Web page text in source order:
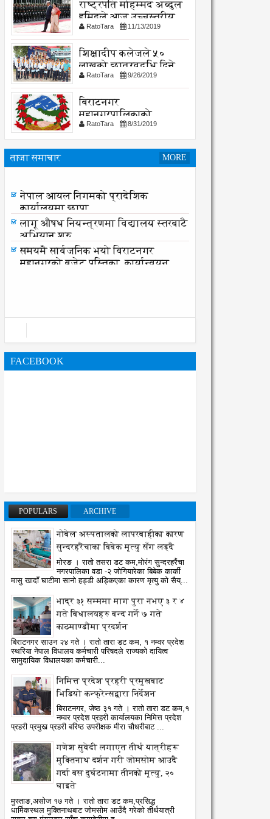
राष्ट्रपति मोहम्मद अब्दुल
हमिदले आज उच्चस्तरीय
भेटवार्ता गर्नु हुदै,
RatoTara 11/13/2019
शिक्षादीप कलेजले ५०
लाखको छात्रवृद्धि दिने
घोषणा
RatoTara 9/26/2019
बिराटनगर
महानगरपालिकाको
सार्वजनिक -सुचना
RatoTara 8/31/2019
ताजा समाचार MORE
कार्यालयमा छापा
नेपाल आयल निगमको प्रादेशिक
कार्यालयमा छापा
लागू औषध नियन्त्रणमा विद्यालय स्तरबाटै
अभियान शुरु
समयमै सार्वजनिक भयो विराटनगर
FACEBOOK
POPULARS ARCHIVE
नोबेल अस्पतालको लापरबाहीका कारण
सुन्दरहरैंचाका बिबेक मृत्यु सँग लड्दै
मोरङ । रातो तसरा डट कम,मोरंग सुन्दरहरैंचा
नगरपालिका वडा -२ जोगियारेका बिबेक कार्की
मासु खादाँ घाटीमा सानो हड्डी अड्किएका कारण मृत्यु को सैय्...
भाद्र ३१ सम्ममा माग पुरा नभए ३ र ४
गते बिधालयहरु बन्द गर्ने ७ गते
काठमाण्डौंमा प्रदर्शन
बिराटनगर साउन २४ गते । रातो तारा डट कम, १ नम्वर प्रदेश
स्थरिया नेपाल विधालय कर्मचारी परिषदले राज्यको दायित्व
सामुदायिक विधालयका कर्मचारी...
निमित्त प्रदेश प्रहरी प्रमुखबाट
भिडियो कन्फ्रेन्सद्वारा निर्देशन
बिराटनगर, जेष्ठ ३१ गते । रातो तारा डट कम,१
नम्वर प्रदेश प्रहरी कार्यालयका निमित्त प्रदेश
प्रहरी प्रमुख प्रहरी बरिष्ठ उपरीक्षक मीरा चौधरीबाट ...
गणेश सुवेदी लगाएत तीर्थ यात्रीहरू
मुक्तिनाथ दर्शन गरी जोमसोम आउदै
गर्दा बस दुर्घटनामा तीनको मृत्यु, २०
घाइते
मुस्ताङ,असोज १७ गते । रातो तारा डट कम,प्रसिद्ध
धार्मिकस्थल मुक्तिनाथबाट जोमसोम आउँदै गरेको तीर्थयात्री